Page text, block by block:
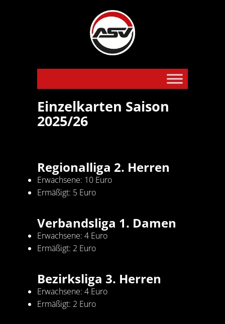
Einzelkarten Saison
2025/26
Regionalliga 2. Herren
Erwachsene: 10 Euro
Ermäßigt: 5 Euro
Verbandsliga 1. Damen
Erwachsene: 4 Euro
Ermäßigt: 2 Euro
Bezirksliga 3. Herren
Erwachsene: 4 Euro
Ermäßigt: 2 Euro